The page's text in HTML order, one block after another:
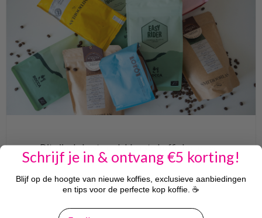
Dit zijn de beste en lekkerste koffiebonen van
2026
Ben jij ook zo’n type dat pas echt wakker wordt als de geur
van versgemalen bonen de keuken vult? We snappen je
helemaal. Maar met zoveel keuze in het schap en online,
Schrijf je in & ontvang €5 korting!
Blijf op de hoogte van nieuwe koffies, exclusieve aanbiedingen
en tips voor de perfecte kop koffie. ☕
email